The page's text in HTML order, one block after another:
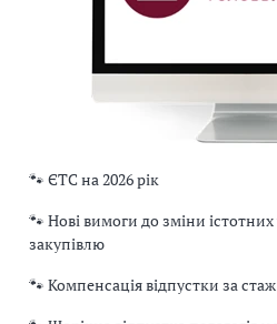
🐾 ЄТС на 2026 рік
🐾 Нові вимоги до зміни
закупівлю
🐾 Компенсація відпустки за